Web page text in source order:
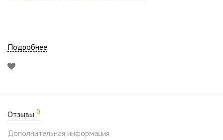
Подробнее
Отзывы 0
Дополнительная информация